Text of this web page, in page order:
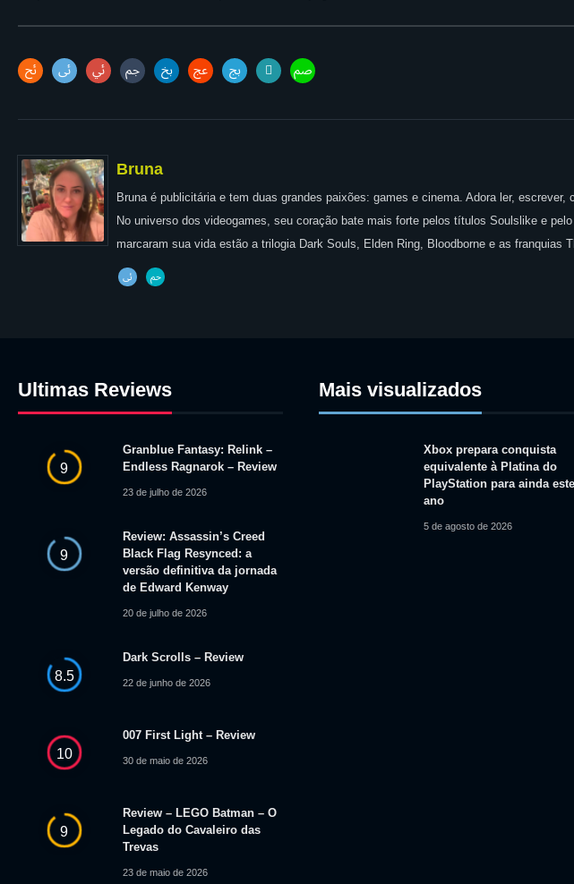
Bruna
Bruna é publicitária e tem duas grandes paixões: games e cinema. Adora ler, escrever,
No universo dos videogames, seu coração bate mais forte pelos títulos Soulslike e
marcaram sua vida estão a trilogia Dark Souls, Elden Ring, Bloodborne e as franquias
Ultimas Reviews
9
Granblue Fantasy: Relink –
Endless Ragnarok – Review
23 de julho de 2026
9
Review: Assassin’s Creed
Black Flag Resynced: a
versão definitiva da jornada
de Edward Kenway
20 de julho de 2026
8.5
Dark Scrolls – Review
22 de junho de 2026
10
007 First Light – Review
30 de maio de 2026
9
Review – LEGO Batman – O
Legado do Cavaleiro das
Trevas
23 de maio de 2026
Mais visualizados
Xbox prepara conquista
equivalente à Platina do
PlayStation para ainda este
ano
5 de agosto de 2026